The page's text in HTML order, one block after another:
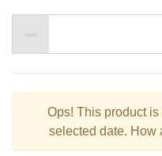
Ops! This product
selected date. How